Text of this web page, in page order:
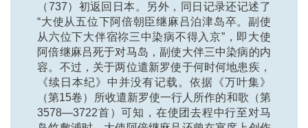
（737）初返回日本。另外，同日记录还记述了
“大使从五位下阿倍朝臣继麻吕泊津岛卒。副使
从六位下大伴宿祢三中染病不得入京”，即大使
阿倍继麻吕死于对马岛，副使大伴三中染病的内
容。不过，关于两位遣新罗使于何时何地患疾，
《续日本纪》中并没有记载。依据《万叶集》
（第15卷）所收遣新罗使一行人所作的和歌（第
3578—3722首）可知，在使团去程中行至对马